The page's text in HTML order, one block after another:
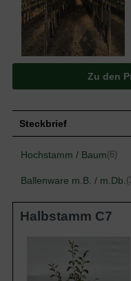
Zu den
Steckbrief
Wuchshöhe bis zu 7 m
Geschmack
Blüte
Weiß
Blütezeit
Mai - Juni
Hochstamm / Baum(6)
Ballenware m.B. / m.Db.
Halbstamm C7